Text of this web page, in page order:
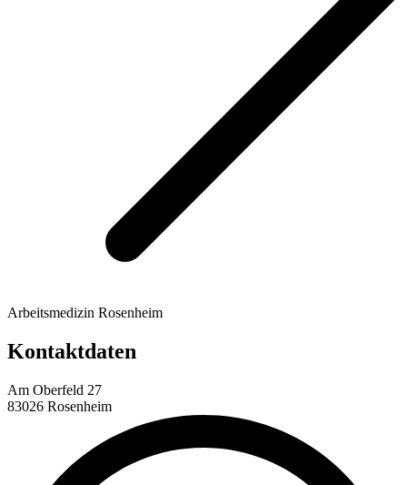
Arbeitsmedizin Rosenheim
Kontaktdaten
Am Oberfeld 27
83026 Rosenheim